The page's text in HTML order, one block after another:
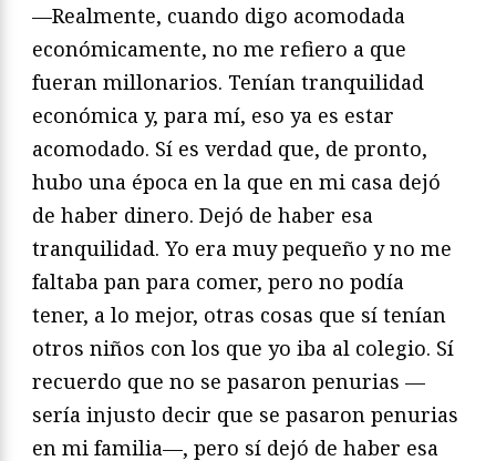
—Realmente, cuando digo acomodada
económicamente, no me refiero a que
fueran millonarios. Tenían tranquilidad
económica y, para mí, eso ya es estar
acomodado. Sí es verdad que, de pronto,
hubo una época en la que en mi casa dejó
de haber dinero. Dejó de haber esa
tranquilidad. Yo era muy pequeño y no me
faltaba pan para comer, pero no podía
tener, a lo mejor, otras cosas que sí tenían
otros niños con los que yo iba al colegio. Sí
recuerdo que no se pasaron penurias —
sería injusto decir que se pasaron penurias
en mi familia—, pero sí dejó de haber esa